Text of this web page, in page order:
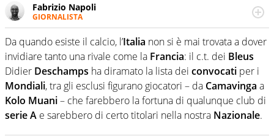
Fabrizio Napoli
GIORNALISTA
Giornalista professionista, per Virgilio Sport segue anche
il calcio ma è con la pallanuoto che esalta competenze e
passioni. Cura la comunicazione di HaBaWaBa, il più
grande festival di waterpolo per bambini al mondo
Da quando esiste il calcio, l’Italia non si è mai trovata a dover
invidiare tanto una rivale come la Francia: il c.t. dei Bleus
Didier Deschamps ha diramato la lista dei convocati per i
Mondiali, tra gli esclusi figurano giocatori – da Camavinga a
Kolo Muani– che farebbero la fortuna di qualunque club di
serie A e sarebbero di certo titolari nella nostra Nazionale.